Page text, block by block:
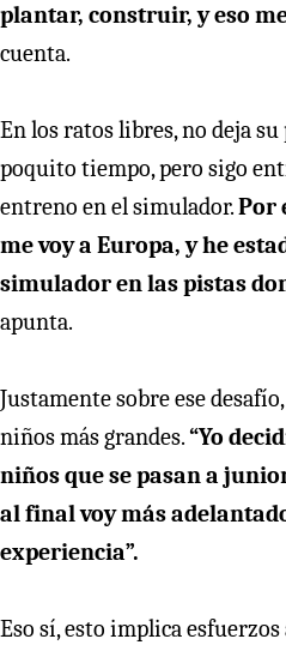
plantar, construir, y eso
cuenta.
En los ratos libres, no deja su
poquito tiempo, pero sigo
entreno en el simulador.Por
me voy a Europa, y he
simulador en las pistas
apunta.
Justamente sobre ese
niños más grandes.“Yo
niños que se pasan a
al final voy más
experiencia”.
Eso sí, esto implica